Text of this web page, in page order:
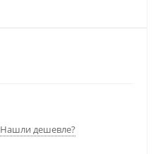
Нашли дешевле?